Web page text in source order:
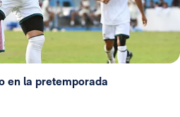
en la pretemporada